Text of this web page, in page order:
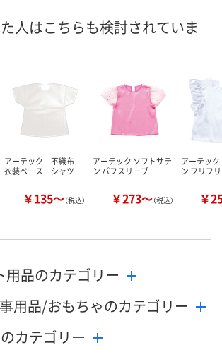
8月11日（火）
カゴへ カゴへ カ
人はこちらも検討されていま
アーテック 不織布
衣装ベース シャツ
￥135～（税込）
アーテック ソフトサテ
ン パフスリーブ
￥273～（税込）
アーテッ
ン フリフ
￥
品のカテゴリー
用品/おもちゃのカテゴリー
カテゴリー